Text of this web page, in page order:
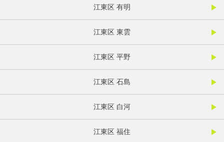
江東区 有明
江東区 東雲
江東区 平野
江東区 石島
江東区 白河
江東区 福住